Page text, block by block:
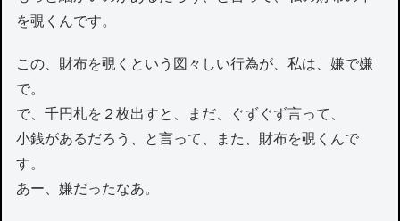
を覗くんです。
この、財布を覗くという図々しい行為が、私は、嫌で嫌
で。
で、千円札を２枚出すと、まだ、ぐずぐず言って、
小銭があるだろう、と言って、また、財布を覗くんで
す。
あー、嫌だったなあ。